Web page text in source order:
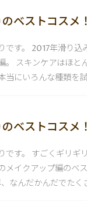
ベストコスメ
です。 2017年滑り込
。 スキンケアはほと
当にいろんな種類を
ベストコスメ
です。 すごくギリ
メイクアップ編のベ
なんだかんだでた